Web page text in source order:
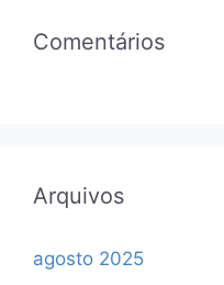
Comentários
Arquivos
agosto 2025